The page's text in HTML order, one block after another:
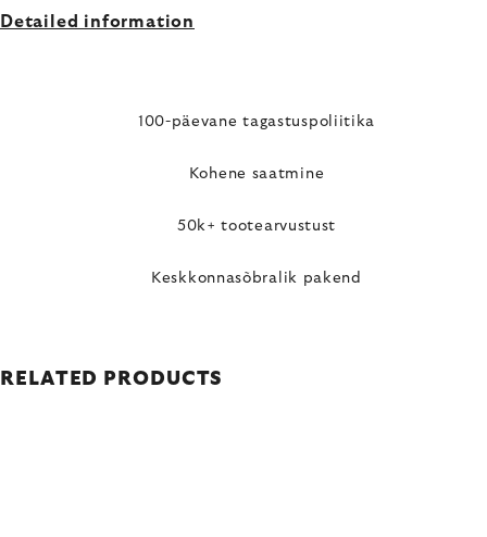
Detailed information
100-päevane tagastuspoliitika
Kohene saatmine
50k+ tootearvustust
Keskkonnasõbralik pakend
RELATED PRODUCTS